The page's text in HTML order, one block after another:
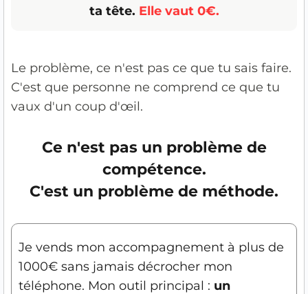
ta tête. Elle vaut 0€.
Le problème, ce n'est pas ce que tu sais faire.
C'est que personne ne comprend ce que tu
vaux d'un coup d'œil.
Ce n'est pas un problème de
compétence.
C'est un problème de méthode.
Je vends mon accompagnement à plus de
1000€ sans jamais décrocher mon
téléphone. Mon outil principal : un